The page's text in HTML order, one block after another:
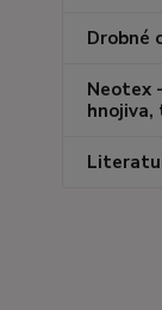
Drobné
Neotex
hnojiva,